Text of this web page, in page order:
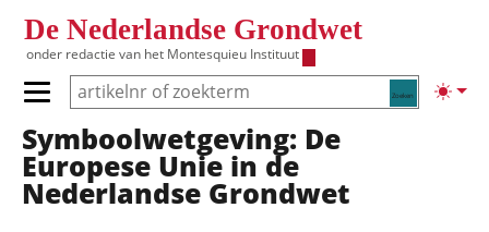
De Nederlandse Grondwet
onder redactie van het Montesquieu Instituut
Zoeken
Primair menu tonen/verbergen
Hoofdnavigatie
Symboolwetgeving: De
Europese Unie in de
Nederlandse Grondwet